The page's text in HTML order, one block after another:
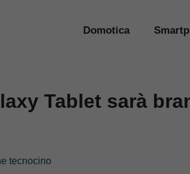
Domotica
Tablet sarà
tecnocino